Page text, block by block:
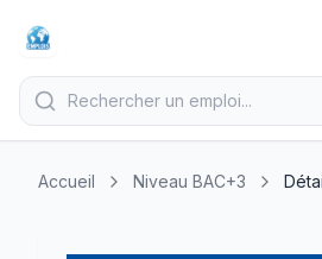
Accueil Niveau BAC+3